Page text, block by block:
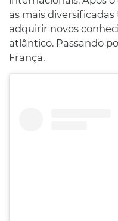
as mais
adquirir novos
atlântico. Passando
França.